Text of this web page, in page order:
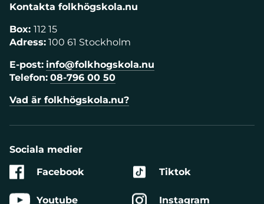
Kontakta folkhögskola.nu
Box: 112 15
Adress: 100 61 Stockholm
E-post: info@folkhogskola.nu
Telefon: 08-796 00 50
Vad är folkhögskola.nu?
Sociala medier
Facebook
Youtube
Tiktok
Instagram